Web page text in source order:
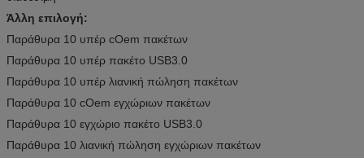
Άλλη επιλογή:
Παράθυρα 10 υπέρ cOem πακέτων
Παράθυρα 10 υπέρ πακέτο USB3.0
Παράθυρα 10 υπέρ λιανική πώληση πακέτων
Παράθυρα 10 cOem εγχώριων πακέτων
Παράθυρα 10 εγχώριο πακέτο USB3.0
Παράθυρα 10 λιανική πώληση εγχώριων πακέτων